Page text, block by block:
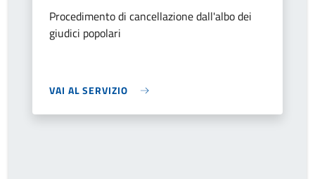
Procedimento di cancellazione dall'albo dei
giudici popolari
VAI AL SERVIZIO